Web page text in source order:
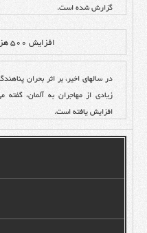
گزارش شده است.
افزایش 500 هزار نفری جمعیت آلمان
در سالهای اخیر، بر اثر بحران
افزایش یافته است.